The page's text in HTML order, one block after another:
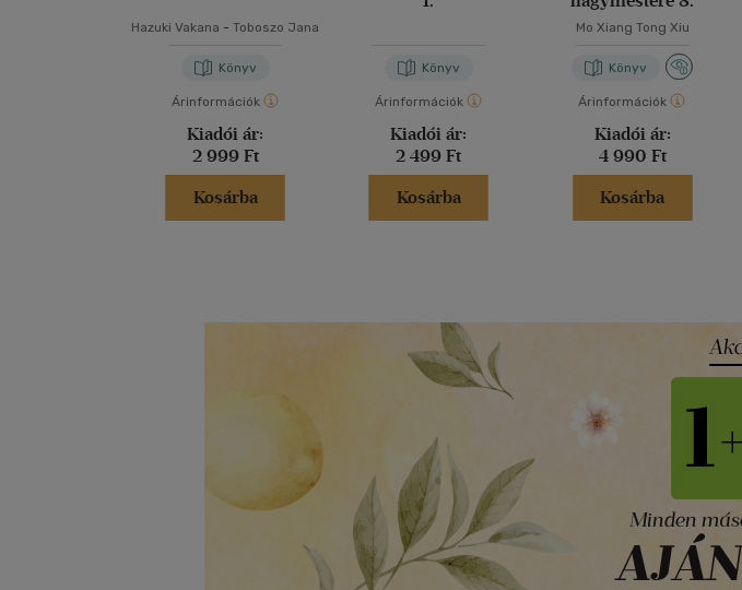
Hazuki Vakana -Toboszo Jana
Könyv
Árinformációk
Kiadói ár:
2 999 Ft
Kosárba
Könyv
Árinformációk
Kiadói ár:
2 499 Ft
Kosárba
Mo Xiang Tong Xiu
Könyv
Árinformációk
Kiadói ár:
4 990 Ft
Kosárba